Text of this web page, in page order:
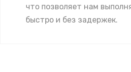
что позволяет нам
быстро и без задержек.